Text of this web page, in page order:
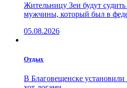
Жительницу Зеи будут судить
мужчины, который был в
05.08.2026
Отдых
В Благовещенске